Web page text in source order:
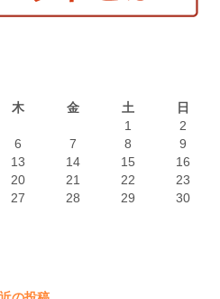
木 金 土
日
1
2
6 7 8
9
13 14 15
16
20 21 22
23
27 28 29
30